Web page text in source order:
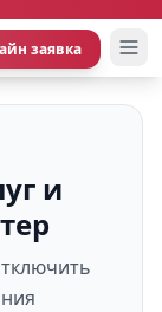
заявка
и